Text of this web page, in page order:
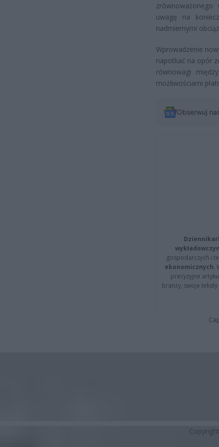
uwagę na
nadmiernymi
Wprowadzenie
napotkać na opór
równowagi
możliwościami
Obserwuj
gospodarczych i
ekonomicznych.
precyzyjne
branży, swoje